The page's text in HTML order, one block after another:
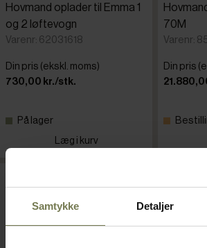
Samtykke Detaljer
Hovmand oplader til Emma 1
og 2 løftevogn
Varenr: 62031618
Din pris (ekskl. moms)
730,00 kr./stk.
På lager
Læg i kurv
70M
Varenr:
Din pris